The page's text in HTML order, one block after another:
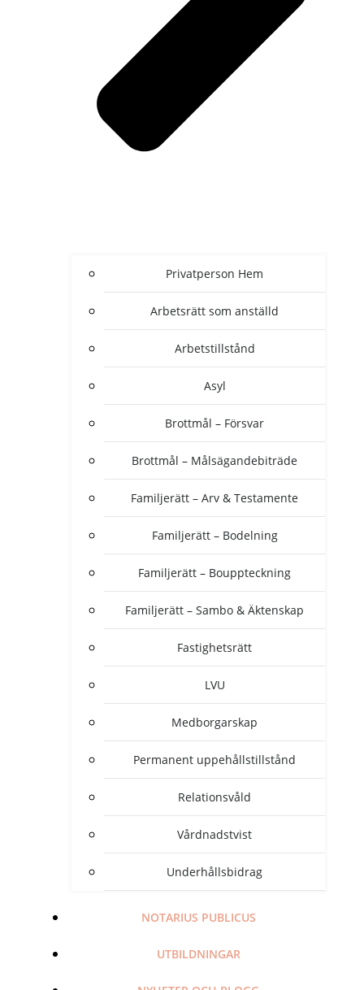
Privatperson Hem
Arbetsrätt som anställd
Arbetstillstånd
Asyl
Brottmål – Försvar
Brottmål – Målsägandebiträde
Familjerätt – Arv & Testamente
Familjerätt – Bodelning
Familjerätt – Bouppteckning
Familjerätt – Sambo & Äktenskap
Fastighetsrätt
LVU
Medborgarskap
Permanent uppehållstillstånd
Relationsvåld
Vårdnadstvist
Underhållsbidrag
NOTARIUS PUBLICUS
UTBILDNINGAR